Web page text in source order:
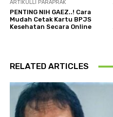
ARTIKULLI PARAPRAK
PENTING NIH GAEZ..! Cara
Mudah Cetak Kartu BPJS
Kesehatan Secara Online
RELATED ARTICLES